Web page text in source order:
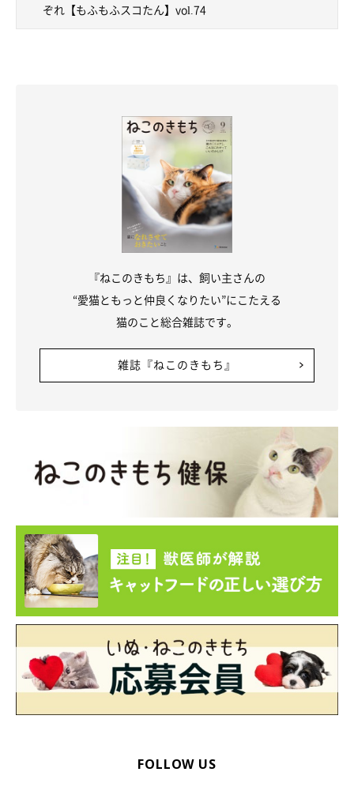
ぞれ【もふもふスコたん】vol.74
『ねこのきもち』は、飼い主さんの
“愛猫ともっと仲良くなりたい”にこたえる
猫のこと総合雑誌です。
雑誌『ねこのきもち』
FOLLOW US